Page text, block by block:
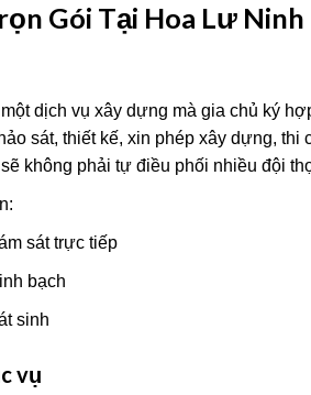
Gói Tại Hoa Lư Ninh
một dịch vụ xây dựng mà gia chủ ký
sát, thiết kế, xin phép xây dựng,
không phải tự điều phối nhiều đội
sát trực tiếp
bạch
sinh
vụ